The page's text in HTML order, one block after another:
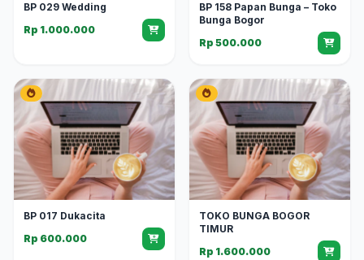
BP 029 Wedding
Rp 1.000.000
BP 158 Papan Bunga – Toko
Bunga Bogor
Rp 500.000
BP 017 Dukacita
Rp 600.000
TOKO BUNGA BOGOR
TIMUR
Rp 1.600.000